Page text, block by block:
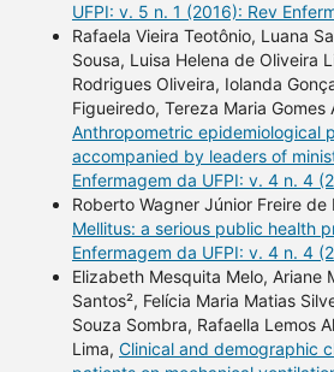
UFPI: v. 5 n. 1 (2016): Rev
Rafaela Vieira Teotônio, Luana
Sousa, Luisa Helena de Oliveira
Rodrigues Oliveira, Iolanda
Figueiredo, Tereza Maria Gomes
Anthropometric epidemiological
accompanied by leaders of
Enfermagem da UFPI: v. 4 n. 4
Roberto Wagner Júnior Freire de
Mellitus: a serious public health
Enfermagem da UFPI: v. 4 n. 4
Elizabeth Mesquita Melo, Ariane
Santos², Felícia Maria Matias
Souza Sombra, Rafaella Lemos
Lima, Clinical and demographic